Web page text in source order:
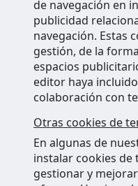
de navegación en
publicidad
navegación. Estas
gestión, de la
espacios
editor haya
colaboración con
Otras cookies de
En algunas de
instalar cookies
gestionar y